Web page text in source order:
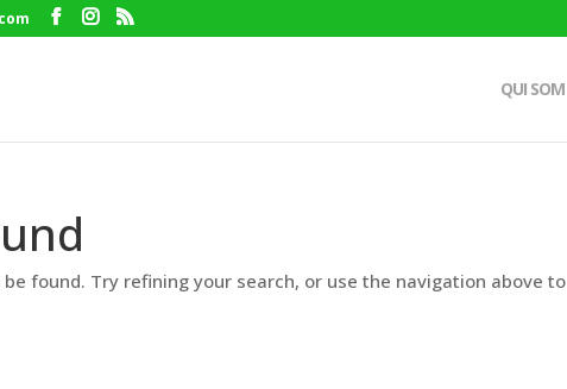
QUI SOM
found. Try refining your search, or use the navigation above to